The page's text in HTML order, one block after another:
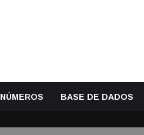
NÚMEROS BASE DE DADOS